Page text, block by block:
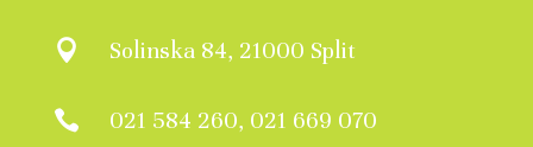
 Solinska 84, 21000 Split
 021 584 260, 021 669 070